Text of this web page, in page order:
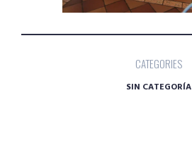
CATEGORIES
SIN CATEGORÍA